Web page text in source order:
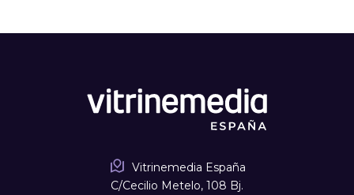
Vitrinemedia España
C/Cecilio Metelo, 108 Bj.